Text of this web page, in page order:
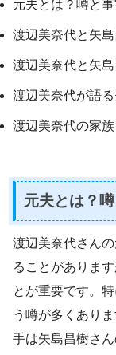
元夫とは？噂と
渡辺美奈代と矢
渡辺美奈代と矢
渡辺美奈代が語
渡辺美奈代の家
元夫とは？
渡辺美奈代さん
ることがありま
とが重要です。
う噂が多くあり
手は矢島昌樹さ